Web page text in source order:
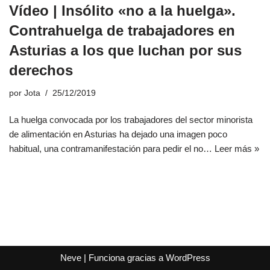
Vídeo | Insólito «no a la huelga».
Contrahuelga de trabajadores en
Asturias a los que luchan por sus
derechos
por Jota 25/12/2019
La huelga convocada por los trabajadores del sector minorista
de alimentación en Asturias ha dejado una imagen poco
habitual, una contramanifestación para pedir el no… Leer más »
Neve| Funciona gracias a WordPress